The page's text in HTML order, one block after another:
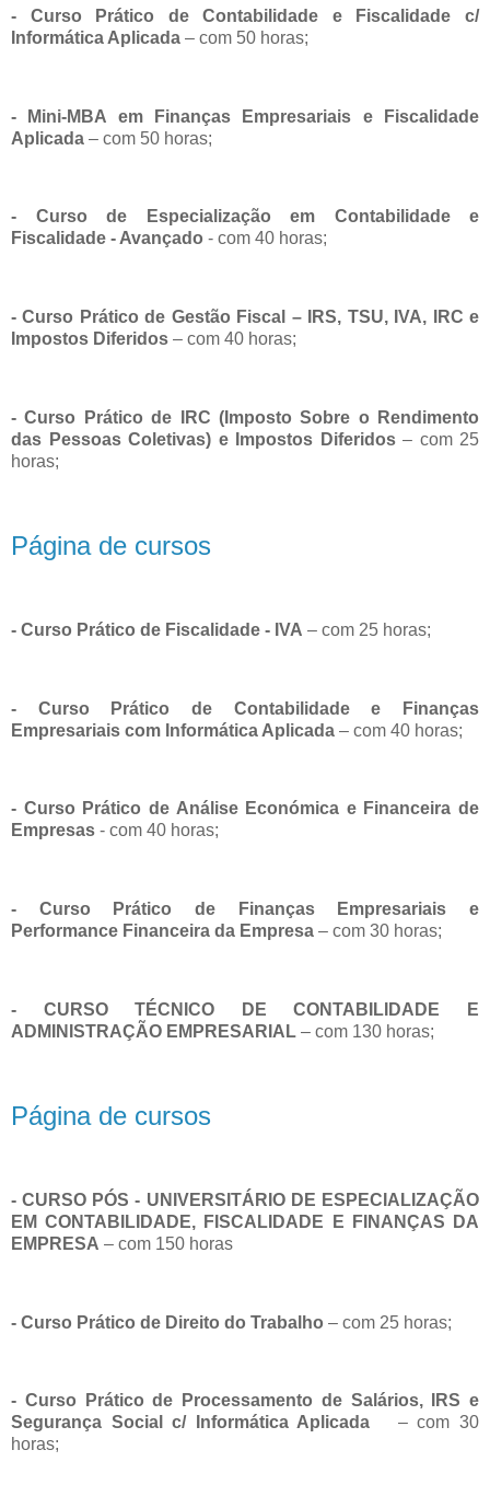
- Curso Prático de Contabilidade e Fiscalidade c/
Informática Aplicada – com 50 horas;
- Mini-MBA em Finanças Empresariais e Fiscalidade
Aplicada – com 50 horas;
- Curso de Especialização em Contabilidade e
Fiscalidade - Avançado - com 40 horas;
- Curso Prático de Gestão Fiscal – IRS, TSU, IVA, IRC e
Impostos Diferidos – com 40 horas;
- Curso Prático de IRC (Imposto Sobre o Rendimento
das Pessoas Coletivas) e Impostos Diferidos– com 25
horas;
Página de cursos
- Curso Prático de Fiscalidade - IVA – com 25 horas;
- Curso Prático de Contabilidade e Finanças
Empresariais com Informática Aplicada – com 40 horas;
- Curso Prático de Análise Económica e Financeira de
Empresas - com 40 horas;
- Curso Prático de Finanças Empresariais e
Performance Financeira da Empresa – com 30 horas;
- CURSO TÉCNICO DE CONTABILIDADE E
ADMINISTRAÇÃO EMPRESARIAL – com 130 horas;
Página de cursos
- CURSO PÓS - UNIVERSITÁRIO DE ESPECIALIZAÇÃO
EM CONTABILIDADE, FISCALIDADE E FINANÇAS DA
EMPRESA – com 150 horas
- Curso Prático de Direito do Trabalho – com 25 horas;
- Curso Prático de Processamento de Salários, IRS e
Segurança Social c/ Informática Aplicada – com 30
horas;